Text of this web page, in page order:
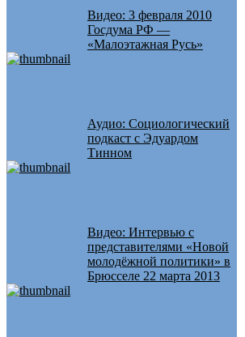
Видео: 3 февраля 2010
Госдума РФ —
«Малоэтажная Русь»
Аудио: Социологический
подкаст с Эдуардом
Тинном
Видео: Интервью с
представителями «Новой
молодёжной политики» в
Брюсселе 22 марта 2013